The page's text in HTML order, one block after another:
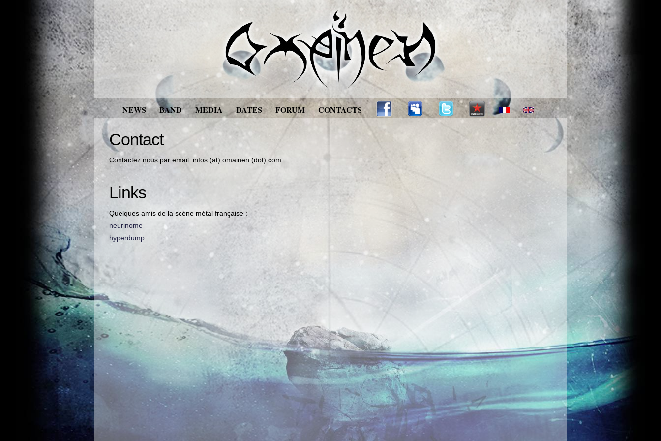
NEWS BAND MEDIA DATES FORUM CONTACTS
Contact
Contactez nous par email: infos (at) omainen (dot) com
Links
Quelques amis de la scène métal française :
neurinome
hyperdump